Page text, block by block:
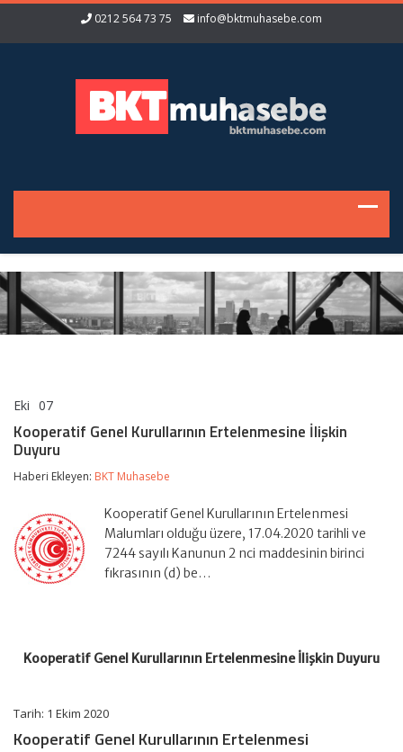
0212 564 73 75 info@bktmuhasebe.com
Eki 07
Kurullarının
Duyuru
Kooperatif Genel Kurullarının Ertelenmesine İlişkin
Duyuru
Haberi Ekleyen: BKT Muhasebe
Kooperatif Genel Kurullarının Ertelenmesi
Malumları olduğu üzere, 17.04.2020 tarihli ve
7244 sayılı Kanunun 2 nci maddesinin birinci
fıkrasının (d) be…
Kooperatif Genel Kurullarının Ertelenmesine İlişkin Duyuru
Tarih: 1 Ekim 2020
Kooperatif Genel Kurullarının Ertelenmesi